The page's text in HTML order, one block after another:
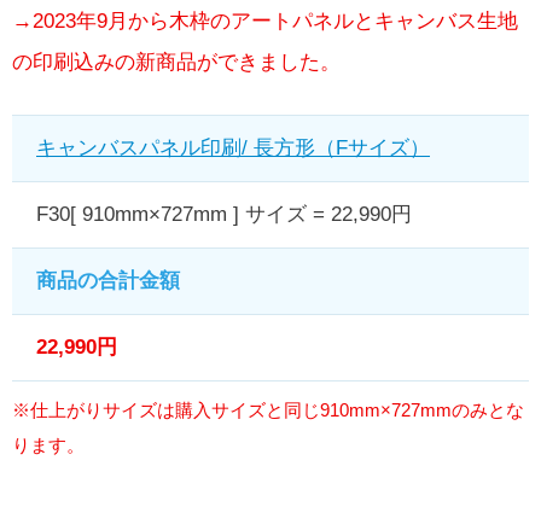
→2023年9月から木枠のアートパネルとキャンバス生地
の印刷込みの新商品ができました。
キャンバスパネル印刷/ 長方形（Fサイズ）
F30[ 910mm×727mm ] サイズ = 22,990円
商品の合計金額
22,990円
※仕上がりサイズは購入サイズと同じ910mm×727mmのみとな
ります。